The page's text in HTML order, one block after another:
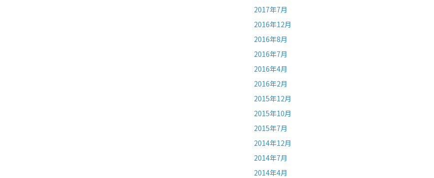
2017年7月
2016年12月
2016年8月
2016年7月
2016年4月
2016年2月
2015年12月
2015年10月
2015年7月
2014年12月
2014年7月
2014年4月